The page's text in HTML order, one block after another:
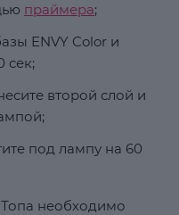
праймера;
ENVY Color и
сек;
второй слой и
под лампу на 60
необходимо